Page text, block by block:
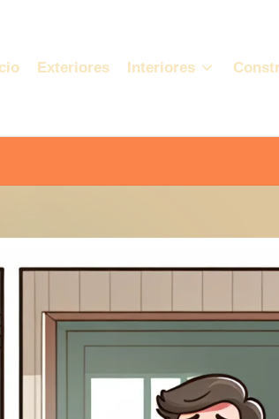
Exteriores Interiores